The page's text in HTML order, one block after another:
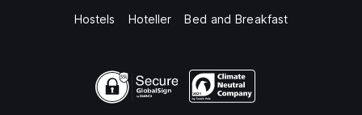
Hostels Hoteller Bed and Breakfast